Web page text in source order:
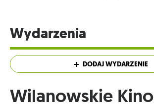
Wydarzenia
DODAJ WYDARZENIE
Wilanowskie Kino